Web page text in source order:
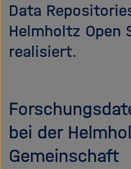
Data
Helmholtz Open
realisiert.
bei der
Gemeinschaft